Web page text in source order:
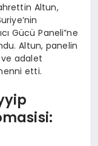
Altun,
Gücü Paneli”ne
Altun, panelin
ve adalet
etti.